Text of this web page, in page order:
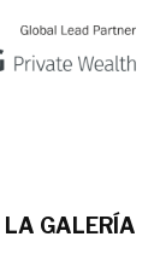
LA GALERÍA